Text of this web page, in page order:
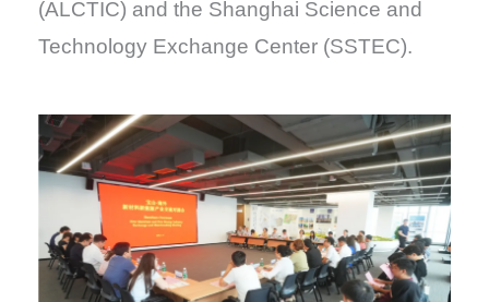
(ALCTIC) and the Shanghai Science and
Technology Exchange Center (SSTEC).